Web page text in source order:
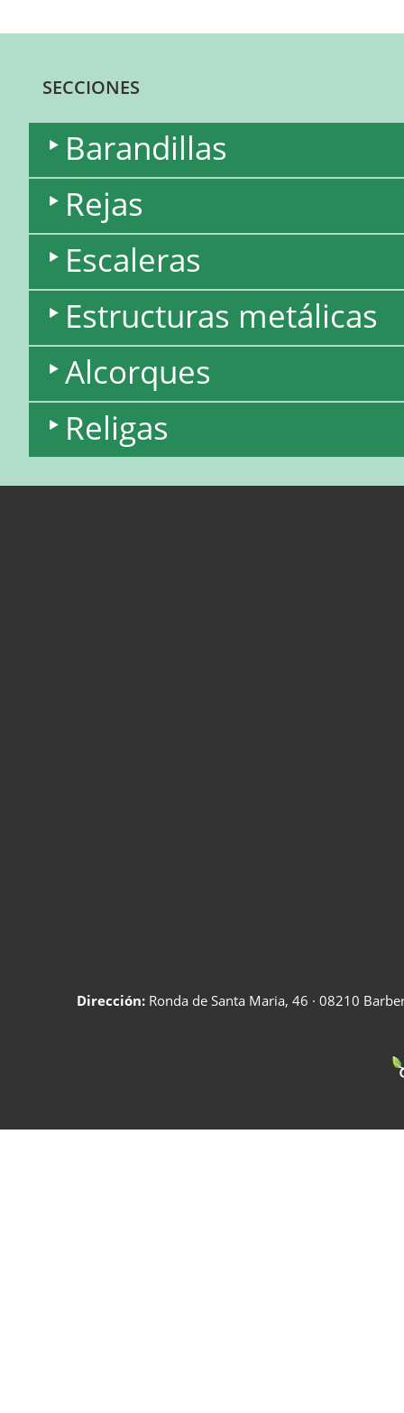
SECCIONES
Barandillas
Rejas
Escaleras
Estructuras metálicas
Alcorques
Religas
Dirección: Ronda de Santa Maria, 46 · 08210